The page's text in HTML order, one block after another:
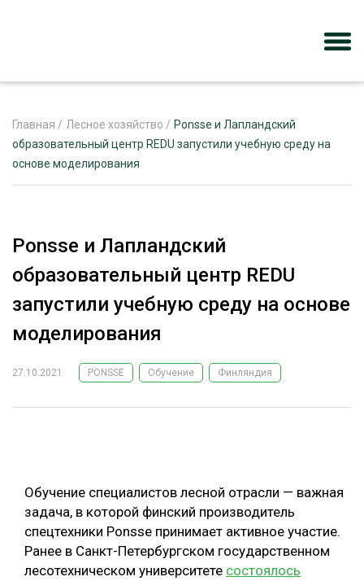
ЖУРНАЛ «ЛЕСНОЙ КОМПЛЕКС»
РЕКЛАМОДАТЕЛЯМ
ЛЕСНОЕ ХОЗЯЙСТВО
ОБРАБОТКА ДРЕВЕСИНЫ
ЛОГИСТИКА
ПРОИЗВОДСТВО ДРЕВЕСНЫХ ПЛИТ
ПОДБОРКИ СТАТЕЙ
ЭКСПЕРТНОЕ МНЕНИЕ
Главная / Лесное хозяйство / Ponsse и Лапландский
образовательный центр REDU запустили учебную среду на
основе моделирования
Ponsse и Лапландский
образовательный центр REDU
запустили учебную среду на основе
моделирования
27.10.2021 PONSSE Обучение Финляндия
Обучение специалистов лесной отрасли — важная
задача, в которой финский производитель
спецтехники Ponsse принимает активное участие.
Ранее в Санкт-Петербургском государственном
лесотехническом университете состоялось